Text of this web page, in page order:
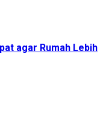
agar Rumah Lebih